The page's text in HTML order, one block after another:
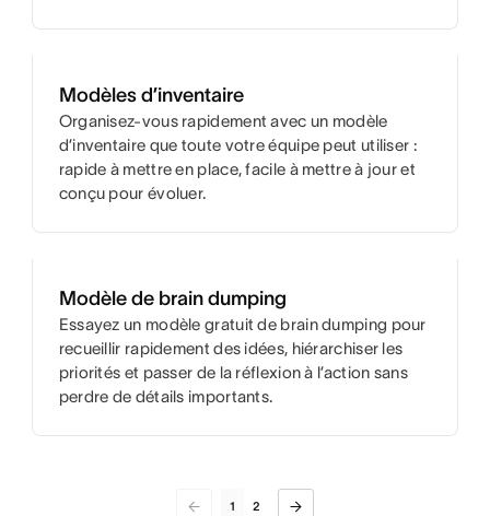
Modèles d’inventaire
Organisez-vous rapidement avec un modèle
d’inventaire que toute votre équipe peut utiliser :
rapide à mettre en place, facile à mettre à jour et
conçu pour évoluer.
Modèle de brain dumping
Essayez un modèle gratuit de brain dumping pour
recueillir rapidement des idées, hiérarchiser les
priorités et passer de la réflexion à l’action sans
perdre de détails importants.
1 2